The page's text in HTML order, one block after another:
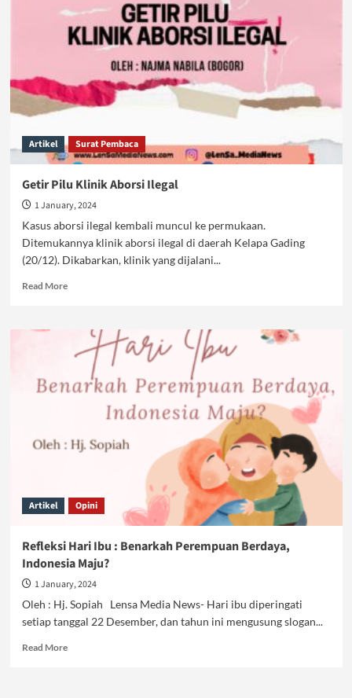
Waraskah?
Artikel Surat Pembaca
Getir Pilu Klinik Aborsi Ilegal
1 January, 2024
Kasus aborsi ilegal kembali muncul ke permukaan.
Ditemukannya klinik aborsi ilegal di daerah Kelapa Gading
(20/12). Dikabarkan, klinik yang dijalani...
Read MoreRead
Klinik
Aborsi
Ilegal
Artikel Opini
Refleksi Hari Ibu : Benarkah Perempuan Berdaya,
Indonesia Maju?
1 January, 2024
Oleh : Hj. Sopiah Lensa Media News- Hari ibu diperingati
setiap tanggal 22 Desember, dan tahun ini mengusung slogan...
Read MoreRead